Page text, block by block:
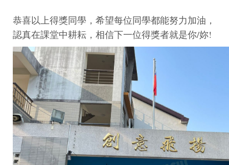
恭喜以上得獎同學，希望每位同學都能努力加油，
認真在課堂中耕耘，相信下一位得獎者就是你/妳!